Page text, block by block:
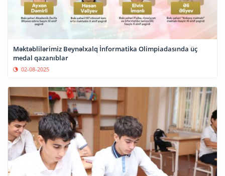
Məktəblilərimiz Beynəlxalq İnformatika Olimpiadasında üç
medal qazanıblar
02-08-2025